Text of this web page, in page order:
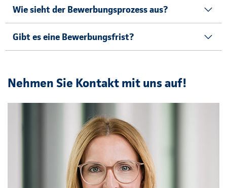
Wie sieht der Bewerbungsprozess aus?
Gibt es eine Bewerbungsfrist?
Nehmen Sie Kontakt mit uns auf!